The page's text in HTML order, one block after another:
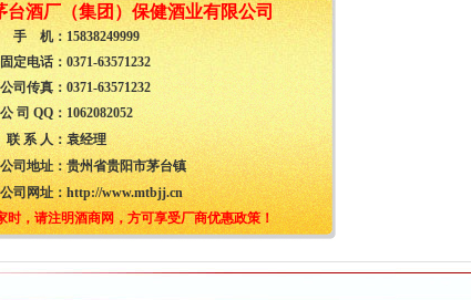
台酒厂（集团）保健酒业有限公司
手 机： 15838249999
固定电话： 0371-63571232
公司传真： 0371-63571232
公 司 QQ：1062082052
联 系 人：袁经理
公司地址：贵州省贵阳市茅台镇
公司网址：http://www.mtbjj.cn
时，请注明酒商网，方可享受厂商优惠政策！